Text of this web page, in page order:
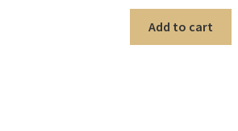
Add to cart